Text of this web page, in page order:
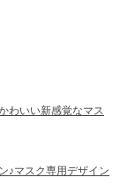
わいい新感覚なマス
♪マスク専用デザイン